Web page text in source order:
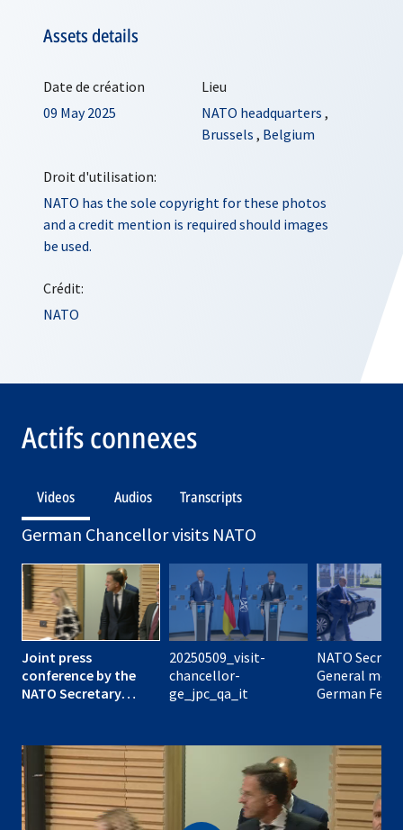
Assets details
Date de création
09 May 2025
Lieu
NATO headquarters ,
Brussels , Belgium
Droit d'utilisation:
NATO has the sole copyright for these photos
and a credit mention is required should images
be used.
Crédit:
NATO
Actifs connexes
Videos Audios Transcripts
German Chancellor visits NATO
Joint press
conference by the
NATO Secretary
Chancellor
20250509_visit-
chancellor-
ge_jpc_qa_it
NATO
General
German